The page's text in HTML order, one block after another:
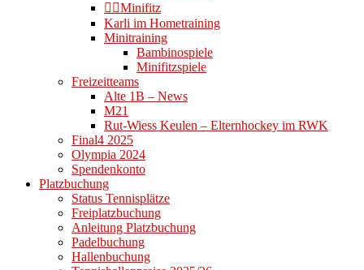
👉🏻Minifitz
Karli im Hometraining
Minitraining
Bambinospiele
Minifitzspiele
Freizeitteams
Alte 1B – News
M21
Rut-Wiess Keulen – Elternhockey im RWK
Final4 2025
Olympia 2024
Spendenkonto
Platzbuchung
Status Tennisplätze
Freiplatzbuchung
Anleitung Platzbuchung
Padelbuchung
Hallenbuchung